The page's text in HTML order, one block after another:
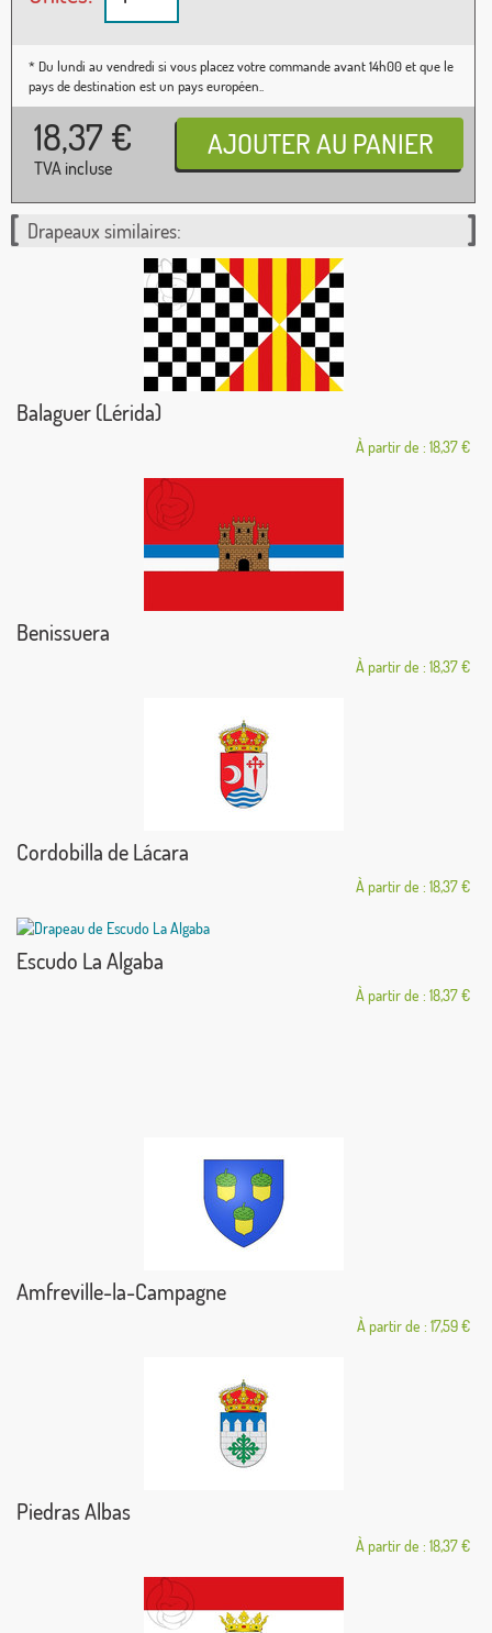
* Du lundi au vendredi si vous placez votre commande avant 14h00 et que le
pays de destination est un pays européen..
18,37 €
TVA incluse
Drapeaux similaires:
Balaguer (Lérida)
À partir de : 18,37 €
Benissuera
À partir de : 18,37 €
Cordobilla de Lácara
À partir de : 18,37 €
Escudo La Algaba
À partir de : 18,37 €
Amfreville-la-Campagne
À partir de : 17,59 €
Piedras Albas
À partir de : 18,37 €